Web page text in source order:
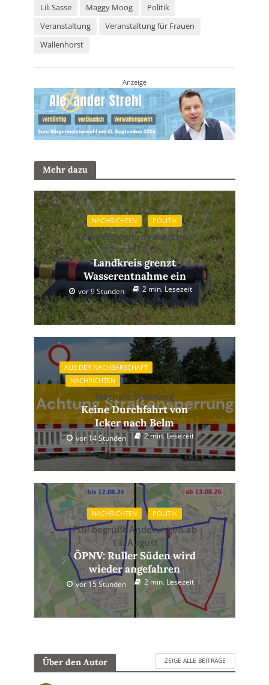
Lili Sasse Maggy Moog
Politik
Veranstaltung
Veranstaltung für Frauen
Wallenhorst
Anzeige
Mehr dazu
NACHRICHTEN POLITIK
Keine Beregnung zwischen
12 und 18 Uhr
Landkreis grenzt
Wasserentnahme ein
vor 9 Stunden 2 min. Lesezeit
AUS DER NACHBARSCHAFT
NACHRICHTEN
Nächste Sperrung
Keine Durchfahrt von
Icker nach Belm
vor 14 Stunden 2 min. Lesezeit
NACHRICHTEN POLITIK
FDP begrüßt Änderungen ab
13. August
ÖPNV: Ruller Süden wird
wieder angefahren
vor 15 Stunden 2 min. Lesezeit
Über den Autor ZEIGE ALLE BEITRÄGE